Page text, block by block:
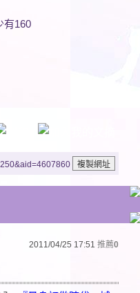
有160
2011/04/25 17:51 推薦0